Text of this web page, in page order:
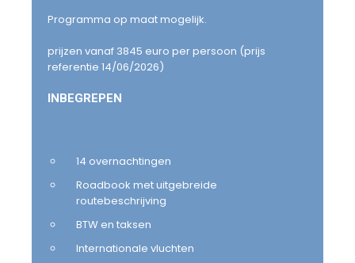
Programma op maat mogelijk.
prijzen vanaf 3845 euro per persoon (prijs
referentie 14/06/2026)
INBEGREPEN
14 overnachtingen
Roadbook met uitgebreide
routebeschrijving
BTW en taksen
Internationale vluchten